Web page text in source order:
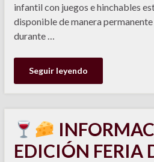
infantil con juegos e hinchables
disponible de manera permanente
durante …
Seguir leyendo
EDICIÓN FERIA